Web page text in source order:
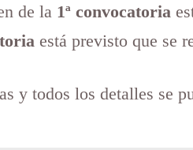
de la 1ª convocatoria
está previsto que se
y todos los detalles se